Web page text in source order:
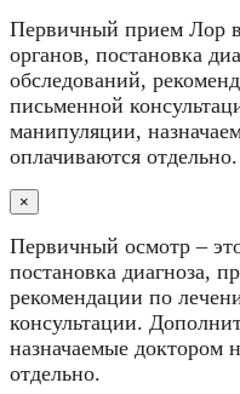
Первичный прием Лор
органов, постановка
обследований,
письменной
манипуляции,
оплачиваются отдельно.
×
Первичный осмотр –
постановка диагноза,
рекомендации по
консультации.
назначаемые доктором
отдельно.